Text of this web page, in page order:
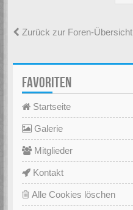
Zurück zur Foren-Übersicht
FAVORITEN
Startseite
Galerie
Mitglieder
Kontakt
Alle Cookies löschen